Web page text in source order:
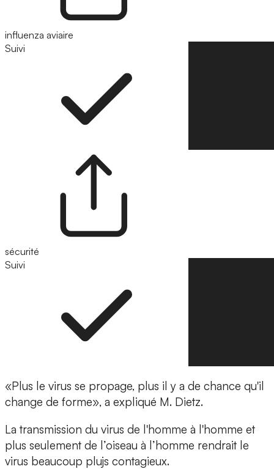
influenza aviaire
Suivi
sécurité
Suivi
«Plus le virus se propage, plus il y a de chance qu'il
change de forme», a expliqué M. Dietz.
La transmission du virus de l'homme à l'homme et
plus seulement de l’oiseau à l’homme rendrait le
virus beaucoup plujs contagieux.